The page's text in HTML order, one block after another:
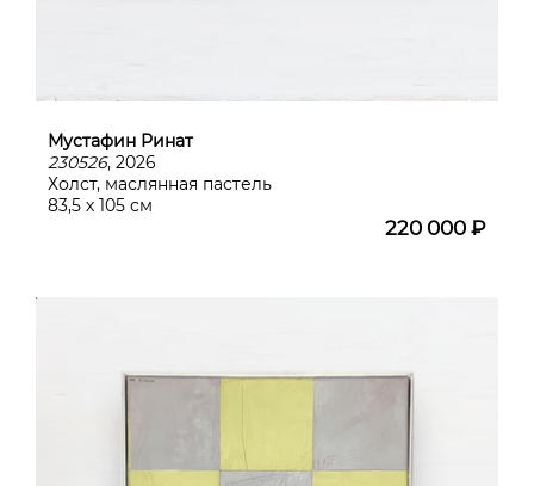
Мустафин Ринат
230526, 2026
Холст, маслянная пастель
83,5 х 105 см
220 000 ₽